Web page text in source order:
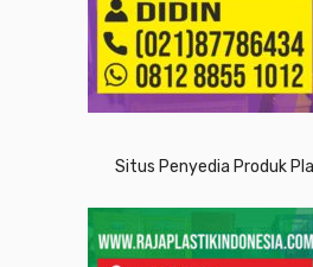
Situs Penyedia Produk